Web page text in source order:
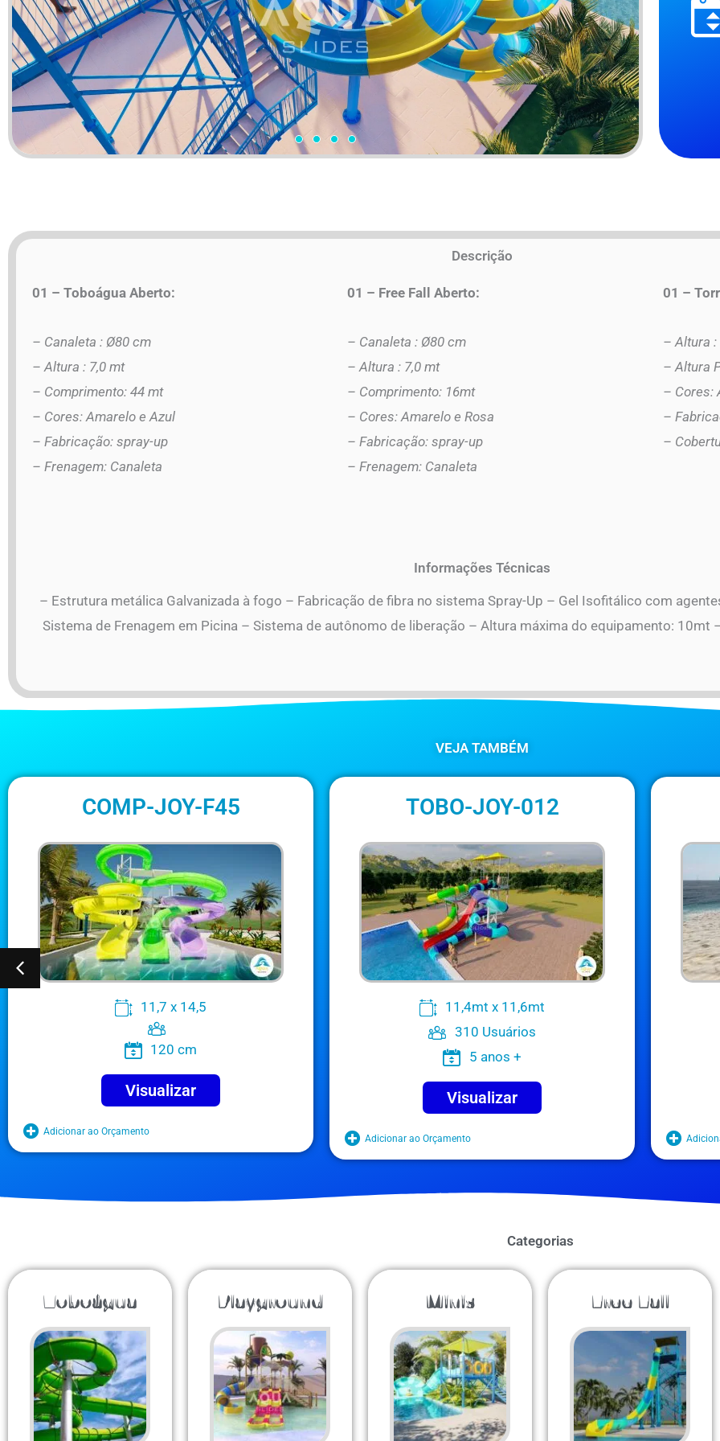
Descrição
01 – Toboágua Aberto:
– Canaleta : Ø80 cm
– Altura : 7,0 mt
– Comprimento: 44 mt
– Cores: Amarelo e Azul
– Fabricação: spray-up
– Frenagem: Canaleta
01 – Free Fall Aberto:
– Canaleta : Ø80 cm
– Altura : 7,0 mt
– Comprimento: 16mt
– Cores: Amarelo e Rosa
– Fabricação: spray-up
– Frenagem: Canaleta
01 –
– Altura :
– Altura
– Cores:
–
–
Informações Técnicas
– Estrutura metálica Galvanizada à fogo – Fabricação de fibra no sistema Spray-Up – Gel Isofitálico com
Sistema de Frenagem em Picina – Sistema de autônomo de liberação – Altura máxima do equipamento: 10mt
VEJA TAMBÉM
COMP-JOY-F45
11,7 x 14,5
120 cm
Visualizar
Adicionar ao Orçamento
TOBO-JOY-012
11,4mt x 11,6mt
310 Usuários
5 anos +
Visualizar
Adicionar ao Orçamento
Categorias
Toboágua Playground Minis Free Fall